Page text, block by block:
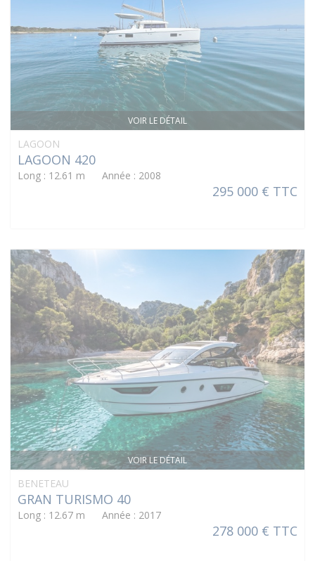
VOIR LE DÉTAIL
LAGOON
LAGOON 420
Long : 12.61 m Année : 2008
295 000 € TTC
VOIR LE DÉTAIL
BENETEAU
GRAN TURISMO 40
Long : 12.67 m Année : 2017
278 000 € TTC